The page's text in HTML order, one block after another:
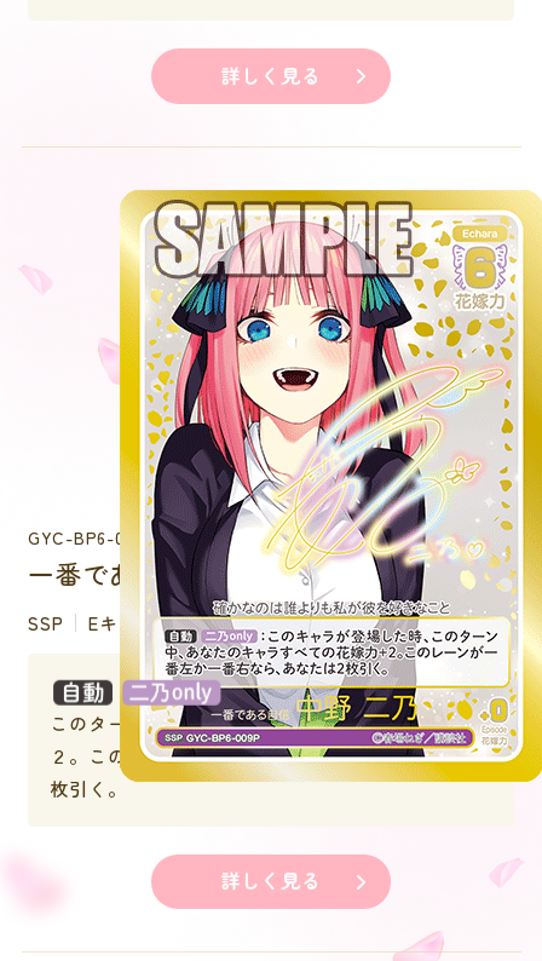
詳しく見る
GYC-BP6-009P
一番である自信 中野 二乃
SSP Eキャラクター
：このキャラが登場した時、
このターン中、あなたのキャラすべての花嫁力＋
２。このレーンが一番左か一番右なら、あなたは２
枚引く。
詳しく見る